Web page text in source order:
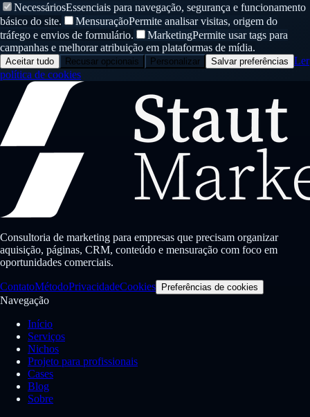
NecessáriosEssenciais para navegação, segurança e funcionamento
básico do site.
MensuraçãoPermite analisar visitas, origem do
tráfego e envios de formulário.
MarketingPermite usar tags para
campanhas e melhorar atribuição em plataformas de mídia.
Aceitar tudo Recusar opcionais Personalizar Salvar preferências Ler
política de cookies
Consultoria de marketing para empresas que precisam organizar
aquisição, páginas, CRM, conteúdo e mensuração com foco em
oportunidades comerciais.
ContatoMétodoPrivacidadeCookies Preferências de cookies
Navegação
Início
Serviços
Nichos
Projeto para profissionais
Cases
Blog
Sobre